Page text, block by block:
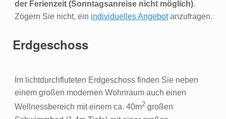
der Ferienzeit (Sonntagsanreise nicht möglich).
Zögern Sie nicht, ein individuelles Angebotanzufragen.
Erdgeschoss
Im lichtdurchfluteten Erdgeschoss finden Sie neben
einem großen modernen Wohnraum auch einen
Wellnessbereich mit einem ca. 40m2 großen